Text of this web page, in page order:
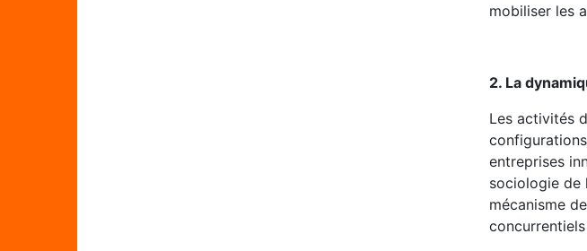
mobiliser les
2. La
Les activités
entreprises
sociologie de
mécanisme